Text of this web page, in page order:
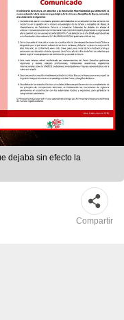
dejaba sin efecto la
Compartir